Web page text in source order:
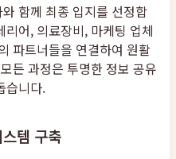
함께 최종 입지를 선정합
어, 의료장비, 마케팅 업체
파트너들을 연결하여 원활
든 과정은 투명한 정보 공유
습니다.
템 구축